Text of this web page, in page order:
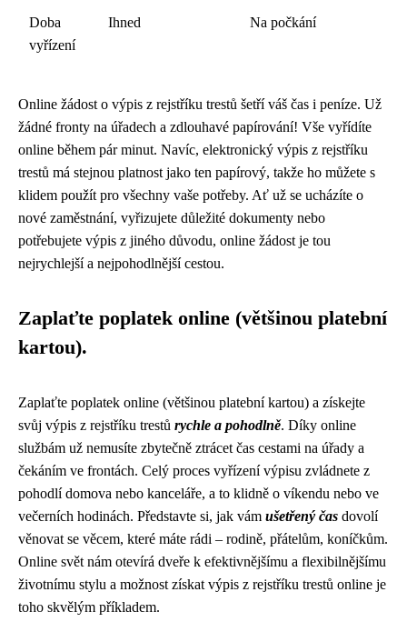
Doba
vyřízení
Ihned Na počkání
Online žádost o výpis z rejstříku trestů šetří váš čas i peníze. Už
žádné fronty na úřadech a zdlouhavé papírování! Vše vyřídíte
online během pár minut. Navíc, elektronický výpis z rejstříku
trestů má stejnou platnost jako ten papírový, takže ho můžete s
klidem použít pro všechny vaše potřeby. Ať už se ucházíte o
nové zaměstnání, vyřizujete důležité dokumenty nebo
potřebujete výpis z jiného důvodu, online žádost je tou
nejrychlejší a nejpohodlnější cestou.
Zaplaťte poplatek online (většinou platební
kartou).
Zaplaťte poplatek online (většinou platební kartou) a získejte
svůj výpis z rejstříku trestů rychle a pohodlně. Díky online
službám už nemusíte zbytečně ztrácet čas cestami na úřady a
čekáním ve frontách. Celý proces vyřízení výpisu zvládnete z
pohodlí domova nebo kanceláře, a to klidně o víkendu nebo ve
večerních hodinách. Představte si, jak vám ušetřený čas dovolí
věnovat se věcem, které máte rádi – rodině, přátelům, koníčkům.
Online svět nám otevírá dveře k efektivnějšímu a flexibilnějšímu
životnímu stylu a možnost získat výpis z rejstříku trestů online je
toho skvělým příkladem.